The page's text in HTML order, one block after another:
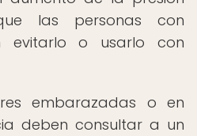
las personas con
evitarlo o usarlo con
embarazadas o en
deben consultar a un